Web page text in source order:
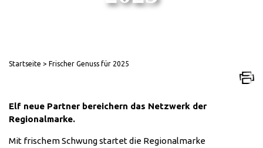
Startseite > Frischer Genuss für 2025
Elf neue Partner bereichern das Netzwerk der
Regionalmarke.
Mit frischem Schwung startet die Regionalmarke